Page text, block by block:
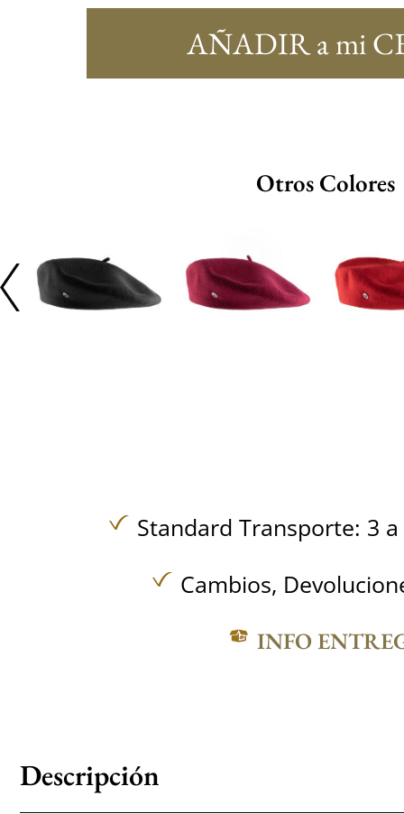
AÑADIR a mi
Otros Colores
Standard Transporte: 3
Cambios,
INFO
Descripción